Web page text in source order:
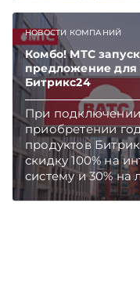
номинациях.
НОВОСТИ КОМПАНИЙ
Комбо! МТС
предложение для
Битрикс24
При
приобретении
продуктов
скидку 100% на
систему и 30% на